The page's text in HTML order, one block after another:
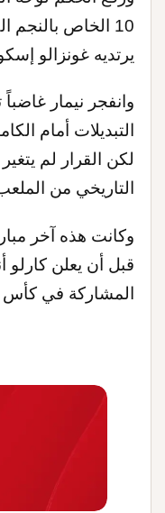
يرتديه غونزالو
وانفجر نيمار
التبديلات أمام
لكن القرار لم
التاريخي من
وكانت هذه آخر
قبل أن يعلن كارلو
المشاركة في كأس